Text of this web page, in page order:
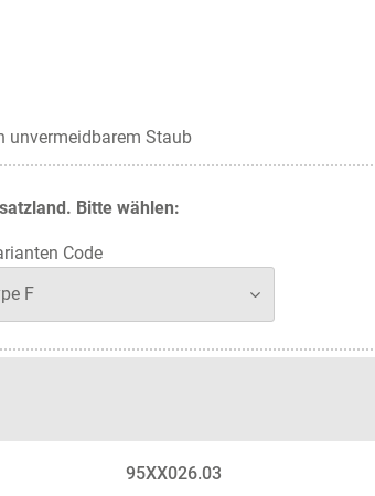
Bitte wählen:
Code
95XX026.03
unvermeidbarem Staub